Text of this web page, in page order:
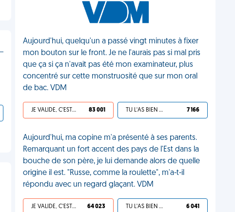
Aujourd'hui, quelqu'un a passé vingt minutes à fixer
mon bouton sur le front. Je ne l'aurais pas si mal pris
que ça si ça n'avait pas été mon examinateur, plus
concentré sur cette monstruosité que sur mon oral
de bac. VDM
JE VALIDE, C'EST UNE VDM 83 001 TU L'AS BIEN MÉRITÉ 7 166
Aujourd'hui, ma copine m'a présenté à ses parents.
Remarquant un fort accent des pays de l'Est dans la
bouche de son père, je lui demande alors de quelle
origine il est. "Russe, comme la roulette", m'a-t-il
répondu avec un regard glaçant. VDM
JE VALIDE, C'EST UNE VDM 64 023 TU L'AS BIEN MÉRITÉ 6 041